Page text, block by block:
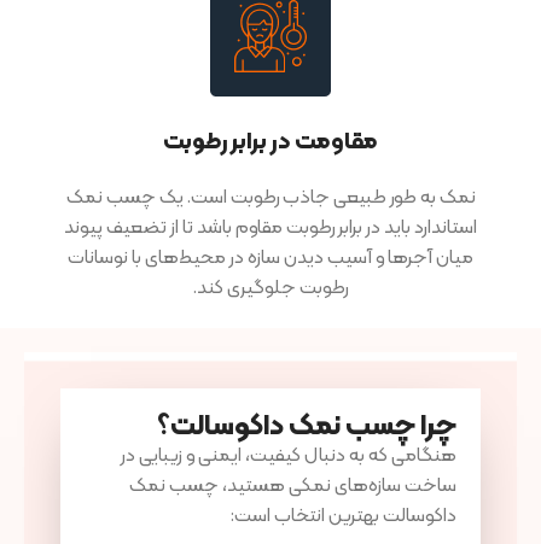
مقاومت در برابر رطوبت
نمک به طور طبیعی جاذب رطوبت است. یک چسب نمک
استاندارد باید در برابر رطوبت مقاوم باشد تا از تضعیف پیوند
میان آجرها و آسیب دیدن سازه در محیط‌های با نوسانات
رطوبت جلوگیری کند.
چرا چسب نمک داکوسالت؟
هنگامی که به دنبال کیفیت، ایمنی و زیبایی در
ساخت سازه‌های نمکی هستید، چسب نمک
داکوسالت بهترین انتخاب است: